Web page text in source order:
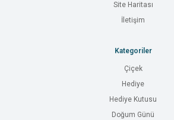
Site Haritası
İletişim
Kategoriler
Çiçek
Hediye
Hediye Kutusu
Doğum Günü